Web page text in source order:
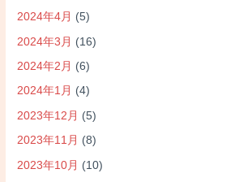
2024年4月 (5)
2024年3月 (16)
2024年2月 (6)
2024年1月 (4)
2023年12月 (5)
2023年11月 (8)
2023年10月 (10)